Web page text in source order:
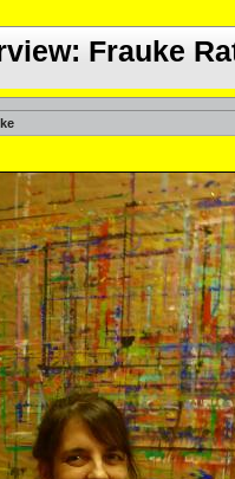
Frauke